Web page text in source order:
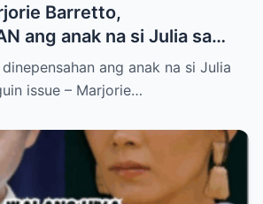
Barretto,
ang anak na si Julia sa
issue
ang anak na si Julia
issue – Marjorie…